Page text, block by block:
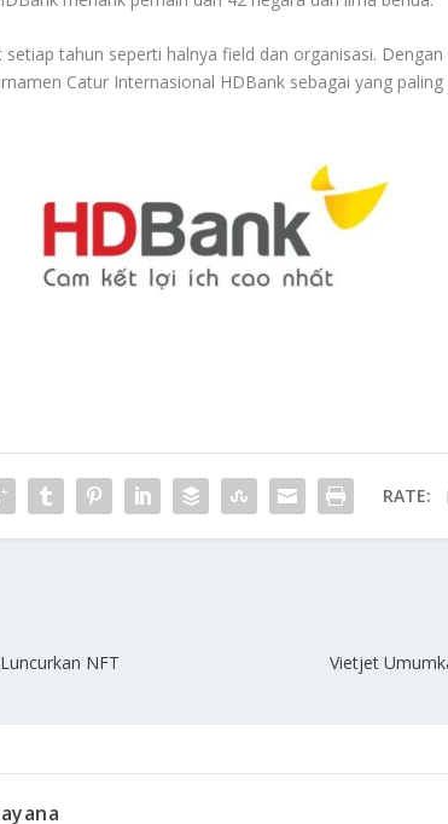
setiap tahun seperti halnya field dan organisasi.
Catur Internasional HDBank sebagai yang paling
RATE:
NFT
Vietjet